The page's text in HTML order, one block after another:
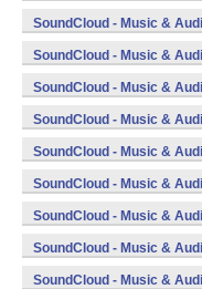
SoundCloud - Music &
SoundCloud - Music &
SoundCloud - Music &
SoundCloud - Music &
SoundCloud - Music &
SoundCloud - Music &
SoundCloud - Music &
SoundCloud - Music &
SoundCloud - Music &